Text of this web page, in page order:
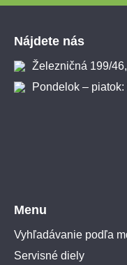
Nájdete nás
Železničná 199/
Pondelok –
Menu
Vyhľadávanie podľa
Servisné diely